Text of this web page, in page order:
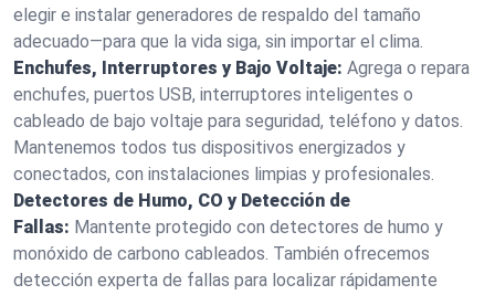
elegir e instalar generadores de respaldo del tamaño
adecuado—para que la vida siga, sin importar el clima.
Enchufes, Interruptores y Bajo Voltaje: Agrega o repara
enchufes, puertos USB, interruptores inteligentes o
cableado de bajo voltaje para seguridad, teléfono y datos.
Mantenemos todos tus dispositivos energizados y
conectados, con instalaciones limpias y profesionales.
Detectores de Humo, CO y Detección de
Fallas: Mantente protegido con detectores de humo y
monóxido de carbono cableados. También ofrecemos
detección experta de fallas para localizar rápidamente